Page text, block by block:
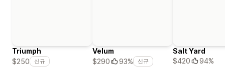
Triumph
$250
신규
Velum
$290
93% 신규
Salt Yard
$420
94%